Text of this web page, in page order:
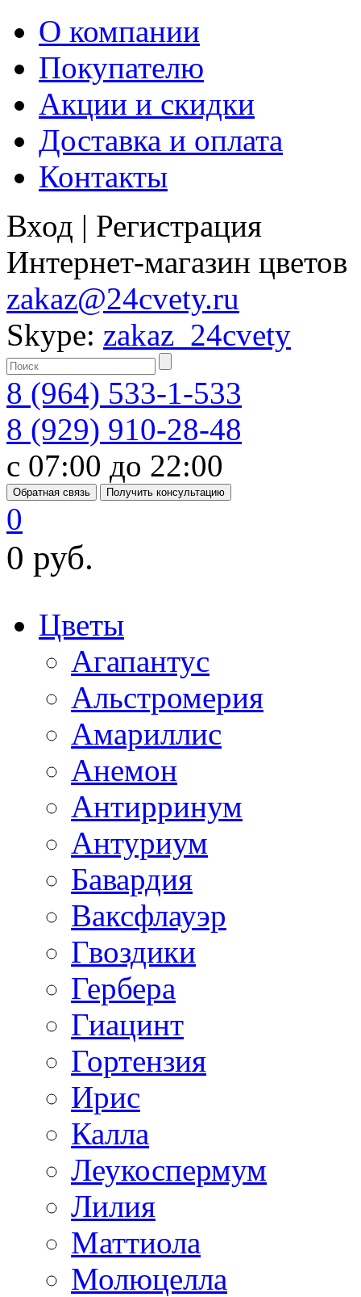
О компании
Покупателю
Акции и скидки
Доставка и оплата
Контакты
Вход | Регистрация
Интернет-магазин цветов
zakaz@24cvety.ru
Skype: zakaz_24cvety
8 (964) 533-1-533
8 (929) 910-28-48
с 07:00 до 22:00
Обратная связь Получить консультацию
0
0 руб.
Цветы
Агапантус
Альстромерия
Амариллис
Анемон
Антирринум
Антуриум
Бавардия
Ваксфлауэр
Гвоздики
Гербера
Гиацинт
Гортензия
Ирис
Калла
Леукоспермум
Лилия
Маттиола
Молюцелла